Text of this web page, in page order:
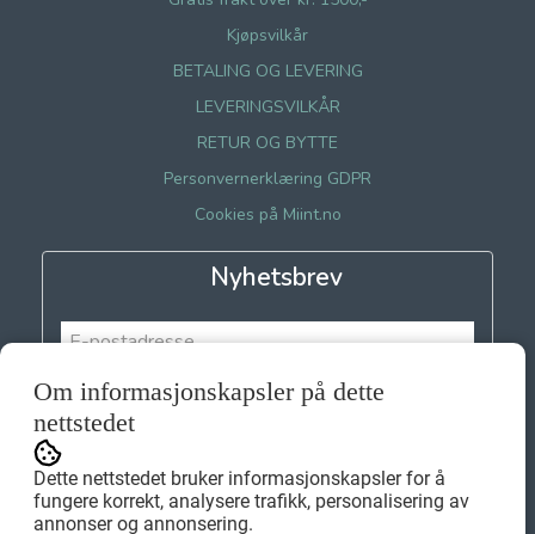
Kjøpsvilkår
BETALING OG LEVERING
LEVERINGSVILKÅR
RETUR OG BYTTE
Personvernerklæring GDPR
Cookies på Miint.no
Nyhetsbrev
Om informasjonskapsler på dette
nettstedet
Dette nettstedet bruker informasjonskapsler for å
fungere korrekt, analysere trafikk, personalisering av
annonser og annonsering.